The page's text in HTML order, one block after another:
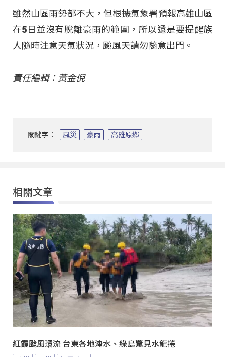
雖然山區雨勢都不大，但根據氣象署預報高雄山區
在5日並沒有脫離豪雨的範圍，所以還是要提醒族
人隨時注意天氣狀況，颱風天請勿隨意出門。
責任編輯：黃金倪
關鍵字： 風災 豪雨 高雄原鄉
相關文章
紅霞颱風環流 台東各地淹水、綠島驚見水龍捲